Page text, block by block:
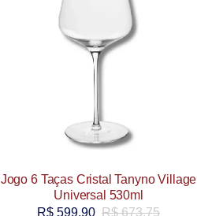
Jogo 6 Taças Cristal Tanyno Village
Universal 530ml
R$673,75
R$ 599,90